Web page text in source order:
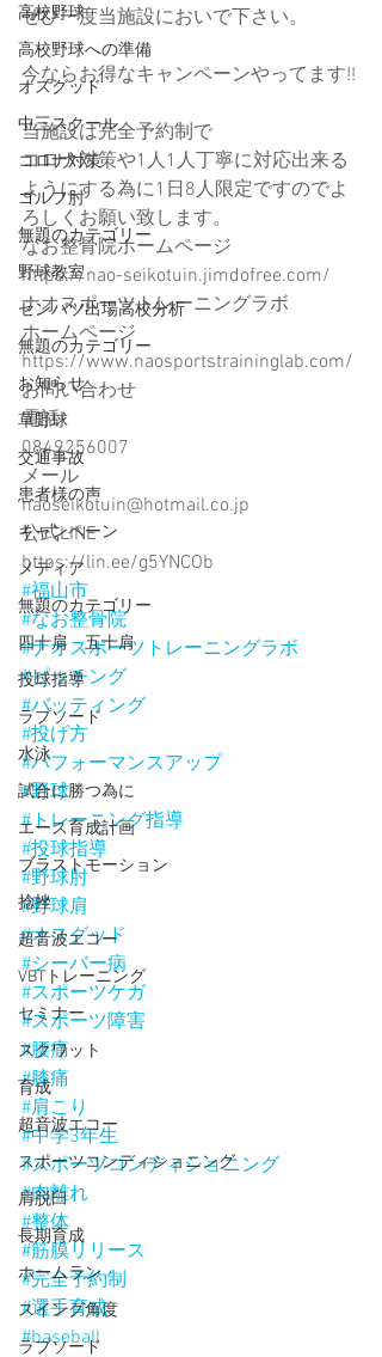
高校野球
高校野球への準備
オスグッド
中三スクール
コロナ対策
ゴルフ肘
無題のカテゴリー
野球教室
センバツ出場高校分析
無題のカテゴリー
お知らせ
草野球
交通事故
患者様の声
キャンペーン
メディア
無題のカテゴリー
四十肩 五十肩
投球指導
ラプソード
水泳
試合に勝つ為に
エース育成計画
ブラストモーション
捻挫
超音波エコー
VBTトレーニング
セミナー
スクワット
育成
超音波エコー
スポーツコンディショニング
肩脱臼
長期育成
ホームラン
スイング角度
ラプソード
ぜひ一度当施設においで下さい。
今ならお得なキャンペーンやってます!!
当施設は完全予約制で﻿
コロナ対策や1人1人丁寧に対応出来る
ようにする為に1日8人限定ですのでよ
ろしくお願い致します。﻿
なお整骨院ホームページ﻿
https://nao-seikotuin.jimdofree.com/﻿
ナオスポーツトレーニングラボ﻿
ホームページ﻿
https://www.naosportstraininglab.com/﻿
お問い合わせ﻿
電話﻿
0849256007﻿
メール﻿
naoseikotuin@hotmail.co.jp﻿
公式LINE﻿
https://lin.ee/g5YNCOb﻿
#福山市
#なお整骨院
#ナオスポーツトレーニングラボ
#ピッチング
#バッティング
#投げ方
#パフォーマンスアップ
#野球
#トレーニング指導
#投球指導
#野球肘
#野球肩
#オスグッド
#シーバー病
#スポーツケガ
#スポーツ障害
#腰痛
#膝痛
#肩こり
#中学3年生
#スポーツコンディショニング
#肉離れ
#整体
#筋膜リリース
#完全予約制
#選手育成
#baseball